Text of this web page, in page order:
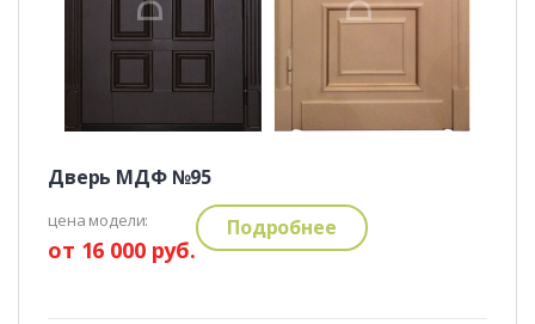
Дверь МДФ №95
цена модели:
от 16 000 руб.
Подробнее